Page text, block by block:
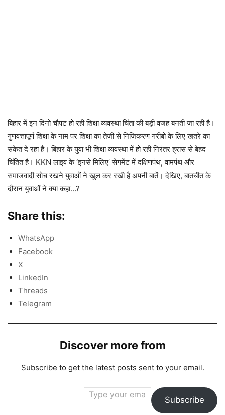
बिहार में इन दिनो चौपट हो रही शिक्षा व्यवस्था चिंता की बड़ी वजह बनती जा रही है।
गुणवत्तापूर्ण शिक्षा के नाम पर शिक्षा का तेजी से निजिकरण गरीबो के लिए खतरे का
संकेत दे रहा है। बिहार के युवा भी शिक्षा व्यवस्था में हो रही निरंतर ह्रास से बेहद
चिंतित है। KKN लाइव के ‘इनसे मिलिए’ सेगमेंट में दक्षिणपंथ, वामपंथ और
समाजवादी सोच रखने युवाओं ने खुल कर रखी है अपनी बातें। देखिए, बातचीत के
दौरान युवाओं ने क्या कहा…?
Share this:
WhatsApp
Facebook
X
LinkedIn
Threads
Telegram
Discover more from
Subscribe to get the latest posts sent to your email.
Type your email…
Subscribe